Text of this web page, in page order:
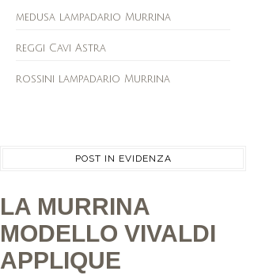
medusa lampadario Murrina
reggi Cavi Astra
rossini lampadario Murrina
POST IN EVIDENZA
LA MURRINA
MODELLO VIVALDI
APPLIQUE